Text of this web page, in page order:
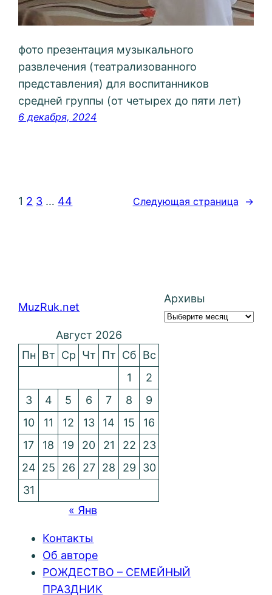
фото презентация музыкального
развлечения (театрализованного
представления) для воспитанников
средней группы (от четырех до пяти лет)
6 декабря, 2024
1 2 3 … 44 Следующая страница →
MuzRuk.net
Архивы
Август 2026
Пн Вт Ср Чт Пт Сб Вс
1
2
3
4 5 6 7 8
9
10
11 12 13 14 15
16
17
18 19 20 21 22
23
24 25 26 27 28 29
30
31
« Янв
Контакты
Об авторе
РОЖДЕСТВО – СЕМЕЙНЫЙ
ПРАЗДНИК